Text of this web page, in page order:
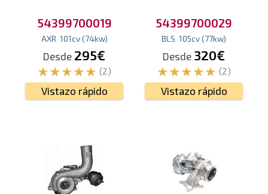
54399700019
AXR 101cv (74kw)
Desde 295€
(2)
Vistazo rápido
54399700029
BLS 105cv(77kw)
Desde 320€
(2)
Vistazo rápido